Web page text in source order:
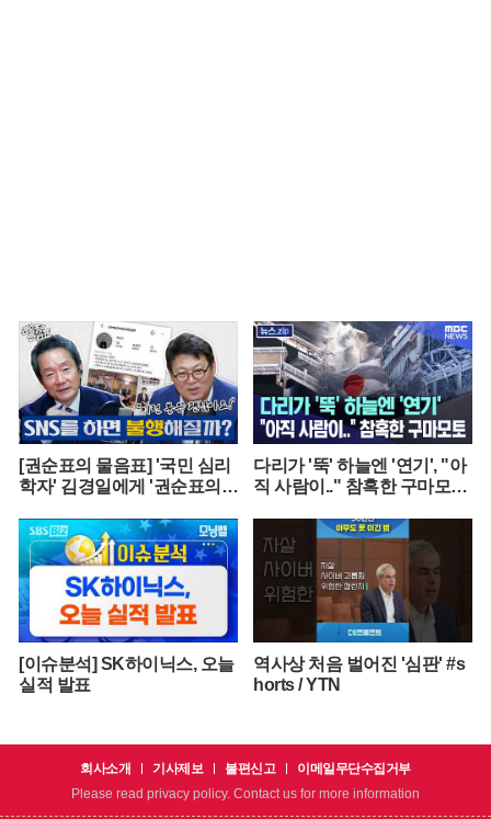
[권순표의 물음표] '국민 심리
학자' 김경일에게 '권순표의
다리가 '뚝' 하늘엔 '연기', "아
직 사람이.." 참혹한 구마모토
[이슈분석] SK하이닉스, 오늘
실적 발표
역사상 처음 벌어진 '심판' #s
horts / YTN
회사소개 기사제보 불편신고
이메일무단수집거부
Please read privacy policy. Contact us for more information